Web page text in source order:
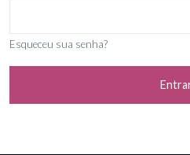
Esqueceu sua senha?